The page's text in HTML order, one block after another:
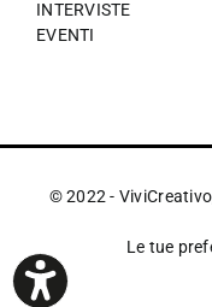
INTERVISTE
EVENTI
© 2022 -
Le tue